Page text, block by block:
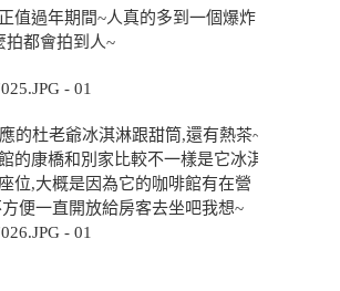
值過年期間~人真的多到一個爆炸
拍都會拍到人~
的杜老爺冰淇淋跟甜筒,還有熱茶~
的康橋和別家比較不一樣是它冰淇
位,大概是因為它的咖啡館有在營
便一直開放給房客去坐吧我想~